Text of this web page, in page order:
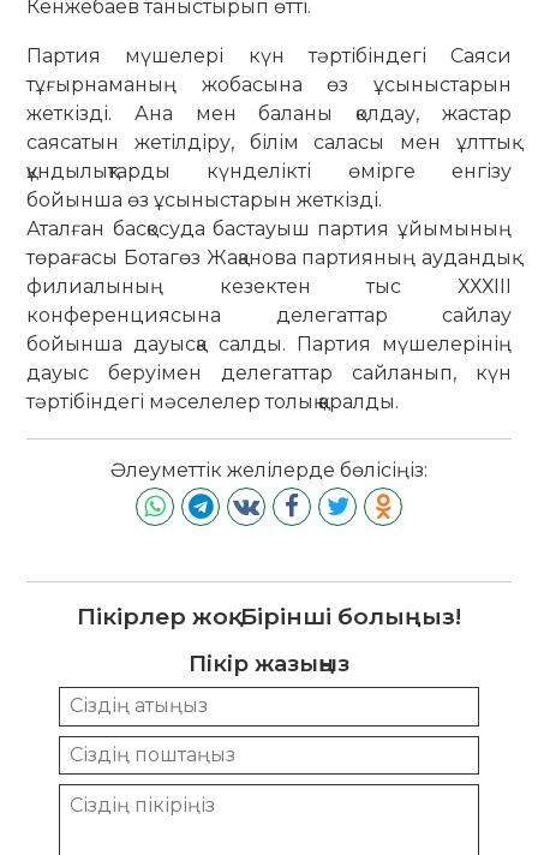
Кенжебаев таныстырып өтті.
Партия мүшелері күн тәртібіндегі Саяси
тұғырнаманың жобасына өз ұсыныстарын
жеткізді. Ана мен баланы қолдау, жастар
саясатын жетілдіру, білім саласы мен ұлттық
құндылықтарды күнделікті өмірге енгізу
бойынша өз ұсыныстарын жеткізді.
Аталған басқосуда бастауыш партия ұйымының
төрағасы Ботагөз Жақанова партияның аудандық
филиалының кезектен тыс ХХХІІІ
конференциясына делегаттар сайлау
бойынша дауысқа салды. Партия мүшелерінің
дауыс беруімен делегаттар сайланып, күн
тәртібіндегі мәселелер толық қаралды.
Әлеуметтік желілерде бөлісіңіз:
Пікірлер жоқ. Бірінші болыңыз!
Пікір жазыңыз